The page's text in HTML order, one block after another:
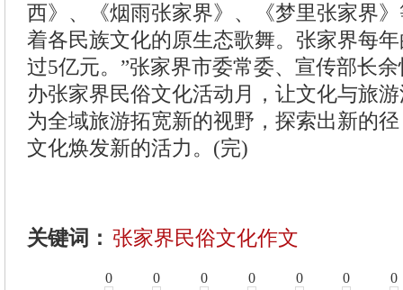
西》、《烟雨张家界》、《梦里张家界
着各民族文化的原生态歌舞。张家界每
过5亿元。”张家界市委常委、宣传部长
办张家界民俗文化活动月，让文化与旅
为全域旅游拓宽新的视野，探索出新的
文化焕发新的活力。(完)
关键词： 张家界民俗文化作文
0 0 0 0 0 0 0